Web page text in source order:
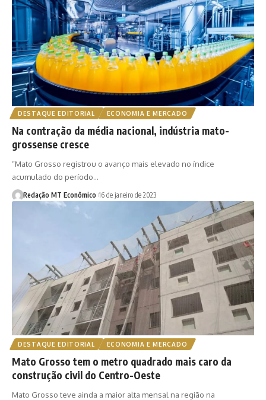
DESTAQUE EDITORIAL ECONOMIA E MERCADO
Na contração da média nacional, indústria mato-
grossense cresce
“Mato Grosso registrou o avanço mais elevado no índice
acumulado do período…
Redação MT Econômico 16 de janeiro de 2023
DESTAQUE EDITORIAL ECONOMIA E MERCADO
Mato Grosso tem o metro quadrado mais caro da
construção civil do Centro-Oeste
Mato Grosso teve ainda a maior alta mensal na região na